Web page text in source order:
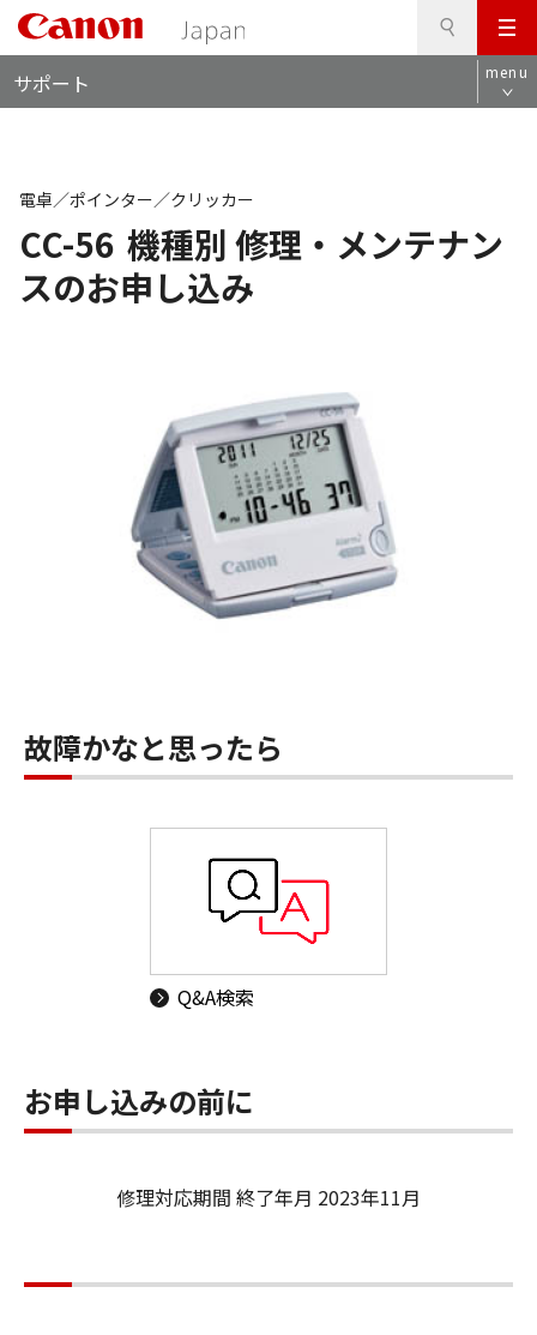
メ
ニ
ュ
サポート menu
CC-56 機種別 修理・メンテナン
スのお申し込み
電卓／ポインター／クリッカー
故障かなと思ったら
Q&A検索
お申し込みの前に
修理対応期間 終了年月 2023年11月